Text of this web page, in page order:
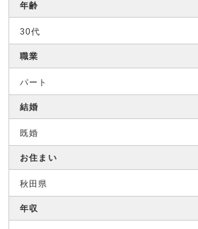
年齢
30代
職業
パート
結婚
既婚
お住まい
秋田県
年収